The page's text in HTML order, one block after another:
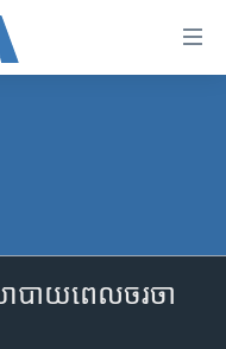
បាយ​ពេល​ចរចា